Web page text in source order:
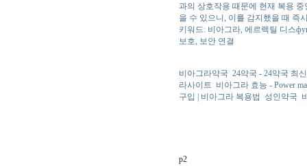
과의 상호작용 때문에 현재 복용
을 수 있으니, 이를 감지했을 때 즉
키워드: 비아그라, 에르렉틸 디스
보호, 보안 연결
비아그라약국 24약국 - 24약국 최
라사이트 비아그라 효능 - Power
구입 | 비아그라 복용법
성인약국
p2